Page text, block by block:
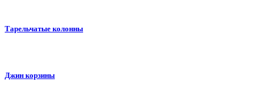
Тарельчатые колонны
Джин корзины